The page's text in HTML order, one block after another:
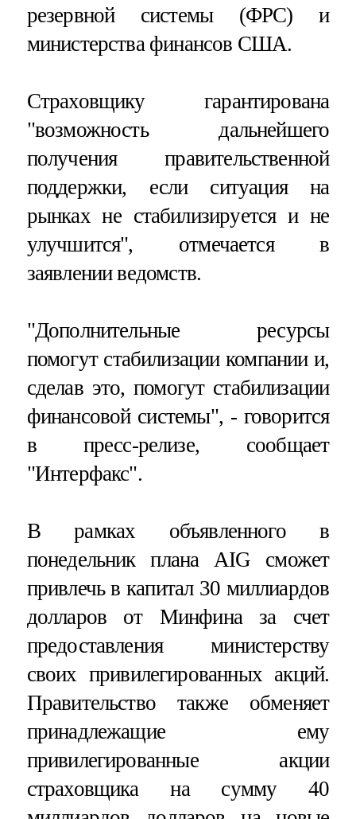
резервной системы (ФРС) и
министерства финансов США.
Страховщику гарантирована
"возможность дальнейшего
получения правительственной
поддержки, если ситуация на
рынках не стабилизируется и не
улучшится", отмечается в
заявлении ведомств.
"Дополнительные ресурсы
помогут стабилизации компании и,
сделав это, помогут стабилизации
финансовой системы", - говорится
в пресс-релизе, сообщает
"Интерфакс".
В рамках объявленного в
понедельник плана AIG сможет
привлечь в капитал 30 миллиардов
долларов от Минфина за счет
предоставления министерству
своих привилегированных акций.
Правительство также обменяет
принадлежащие ему
привилегированные акции
страховщика на сумму 40